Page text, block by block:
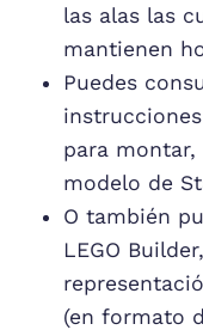
las alas las
mantienen
Puedes
para montar,
modelo de
O también
LEGO
(en formato